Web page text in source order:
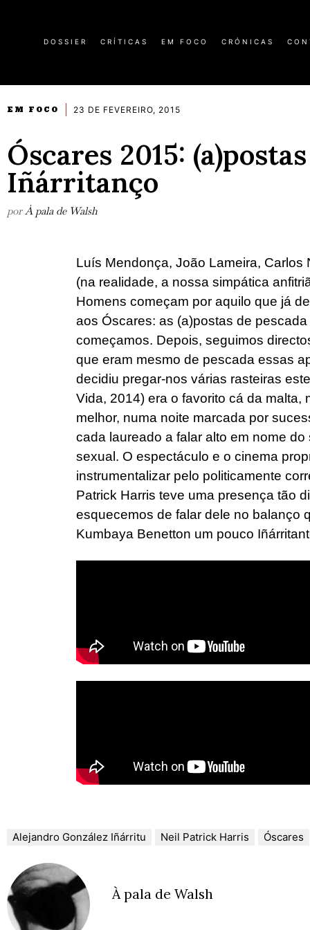
DOSSIER CRÍTICAS EM FOCO CRÓNICAS
EM FOCO 23 DE FEVEREIRO, 2015
Óscares 2015:
Iñárritanço
por À pala de Walsh
Luís Mendonça, João Lameira,
(na realidade, a nossa simpática
Homens começam por aquilo que já
aos Óscares: as (a)postas de pescada
começamos. Depois, seguimos
que eram mesmo de pescada essas
decidiu pregar-nos várias rasteiras
Vida, 2014) era o favorito cá da malta,
melhor, numa noite marcada por
cada laureado a falar alto em nome
sexual. O espectáculo e o cinema
instrumentalizar pelo politicamente
Patrick Harris teve uma presença tão
esquecemos de falar dele no balanço
Kumbaya Benetton um pouco
Alejandro González Iñárritu Neil Patrick Harris Óscares
À pala de Walsh